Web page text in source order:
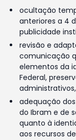
ocultação
anteriores a 4
publicidade
revisão e
comunicação
elementos da
Federal,
adequação
do Ibram e de
quanto à
aos recursos